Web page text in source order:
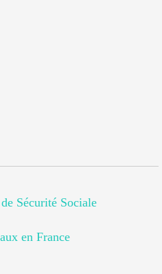
Sécurité Sociale
en France